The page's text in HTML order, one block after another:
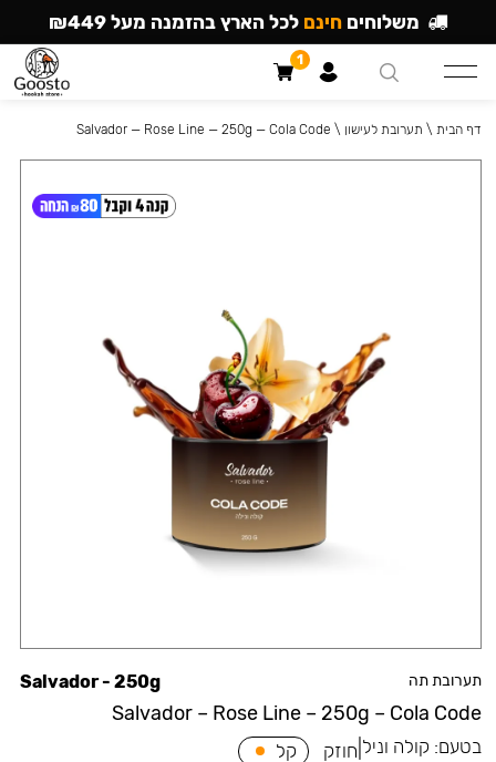
תערובת תה
Salvador – Rose Line – 250g – Cola Code
Salvador - 250g
בטעם: קולה וניל חוזק קל
דף הבית \ תערובת לעישון \
Salvador — Rose Line — 250g — Cola Code
משלוחים חינם לכל הארץ בהזמנה מעל ₪449
1